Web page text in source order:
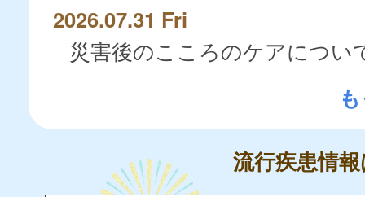
2026.07.31 Fri
災害後のこころのケアについ
流行疾患情